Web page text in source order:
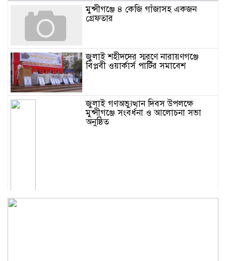
মুন্সীগঞ্জে ৪ কেজি গাঁজাসহ একজন
গ্রেফতার
জুলাই শহীদদের স্মরণে নারায়ণগঞ্জে
বিপ্লবী ওয়ার্কার্স পার্টির সমাবেশ
জুলাই গণঅভ্যুত্থান দিবস উপলক্ষে
মুন্সীগঞ্জে সংবর্ধনা ও আলোচনা সভা
অনুষ্ঠিত